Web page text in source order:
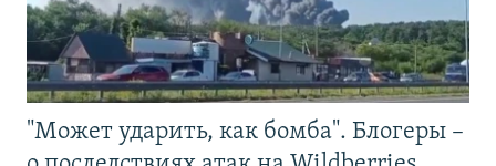
"Может ударить, как бомба". Блогеры –